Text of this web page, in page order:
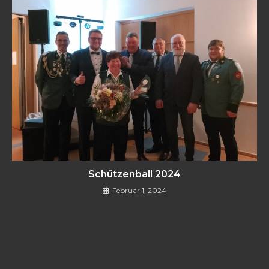
Schützenball 2024
Februar 1, 2024